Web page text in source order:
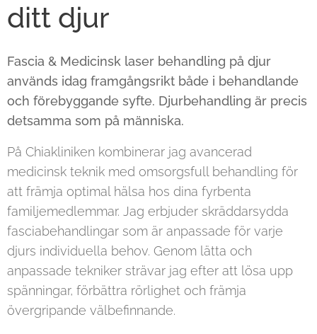
ditt djur
Fascia & Medicinsk laser behandling på djur
används idag framgångsrikt både i behandlande
och förebyggande syfte. Djurbehandling är precis
detsamma som på människa.
På Chiakliniken kombinerar jag avancerad
medicinsk teknik med omsorgsfull behandling för
att främja optimal hälsa hos dina fyrbenta
familjemedlemmar. Jag erbjuder skräddarsydda
fasciabehandlingar som är anpassade för varje
djurs individuella behov. Genom lätta och
anpassade tekniker strävar jag efter att lösa upp
spänningar, förbättra rörlighet och främja
övergripande välbefinnande.